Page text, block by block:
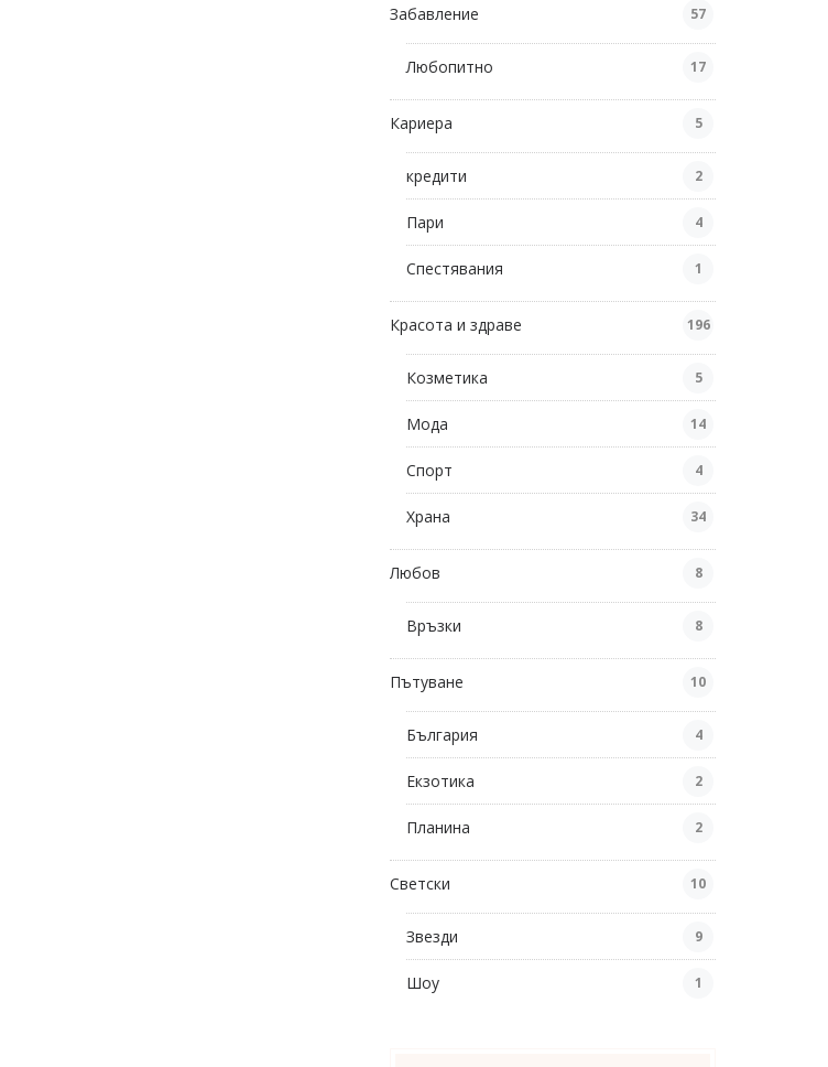
Забавление 57
Любопитно 17
Кариера 5
кредити 2
Пари 4
Спестявания 1
Красота и здраве 196
Козметика 5
Мода 14
Спорт 4
Храна 34
Любов 8
Връзки 8
Пътуване 10
България 4
Екзотика 2
Планина 2
Светски 10
Звезди 9
Шоу 1